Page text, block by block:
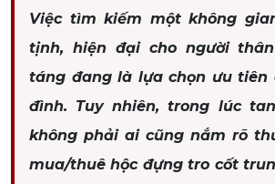
Việc tìm kiếm một không
tịnh, hiện đại cho người
táng đang là lựa chọn ưu tiên
đình. Tuy nhiên, trong lúc
không phải ai cũng nắm rõ
mua/thuê hộc đựng tro cốt